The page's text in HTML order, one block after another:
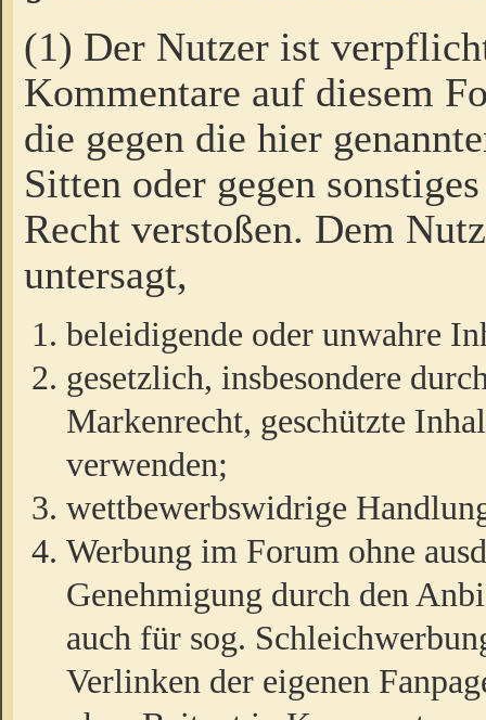
(1) Der Nutzer ist
Kommentare auf diesem
die gegen die hier
Sitten oder gegen
Recht verstoßen. Dem
untersagt,
beleidigende oder unwahre
gesetzlich, insbesondere
Markenrecht, geschützte
verwenden;
wettbewerbswidrige
Werbung im Forum ohne
Genehmigung durch den
auch für sog.
Verlinken der eigenen